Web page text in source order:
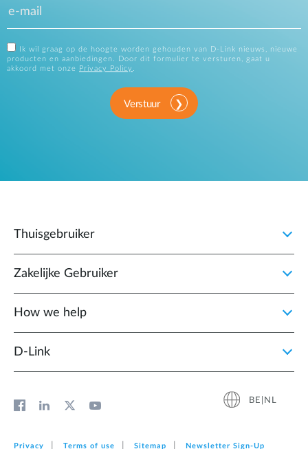
Ik wil graag op de hoogte worden gehouden van D-Link nieuws, nieuwe
producten en aanbiedingen. Door dit formulier te versturen, gaat u
akkoord met onze
Privacy Policy .
Verstuur
Thuisgebruiker
Zakelijke Gebruiker
How we help
D‑Link
BE|NL
Privacy Terms of use Sitemap Newsletter Sign‑Up